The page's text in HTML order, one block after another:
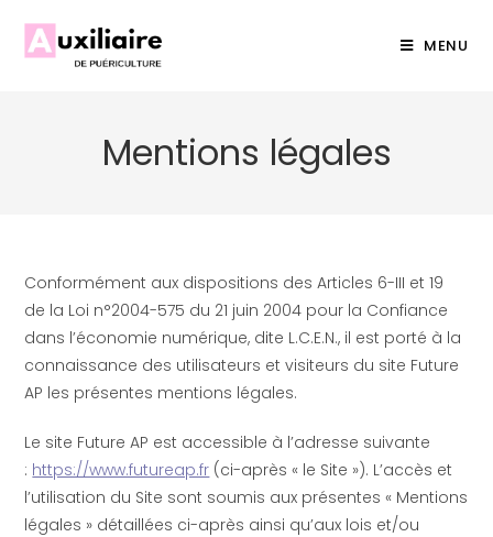
MENU
Mentions légales
Conformément aux dispositions des Articles 6-III et 19
de la Loi n°2004-575 du 21 juin 2004 pour la Confiance
dans l’économie numérique, dite L.C.E.N., il est porté à la
connaissance des utilisateurs et visiteurs du site Future
AP les présentes mentions légales.
Le site Future AP est accessible à l’adresse suivante
: https://www.futureap.fr (ci-après « le Site »). L’accès et
l’utilisation du Site sont soumis aux présentes « Mentions
légales » détaillées ci-après ainsi qu’aux lois et/ou